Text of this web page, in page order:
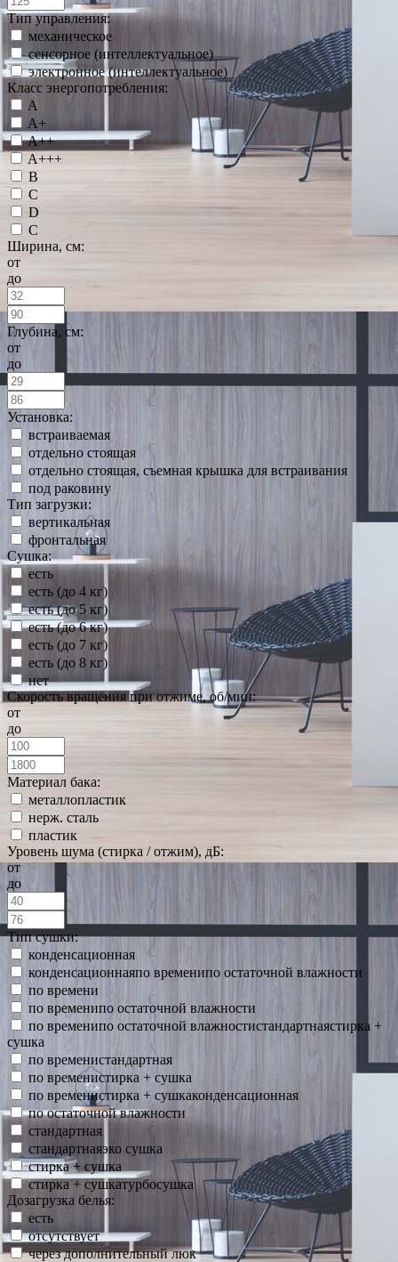
Тип управления:
механическое
сенсорное (интеллектуальное)
электронное (интеллектуальное)
Класс энергопотребления:
A
A+
A++
A+++
B
C
D
С
Ширина, см:
от
до
Глубина, см:
от
до
Установка:
встраиваемая
отдельно стоящая
отдельно стоящая, съемная крышка для встраивания
под раковину
Тип загрузки:
вертикальная
фронтальная
Сушка:
есть
есть (до 4 кг)
есть (до 5 кг)
есть (до 6 кг)
есть (до 7 кг)
есть (до 8 кг)
нет
Скорость вращения при отжиме, об/мин:
от
до
Материал бака:
металлопластик
нерж. сталь
пластик
Уровень шума (стирка / отжим), дБ:
от
до
Тип сушки:
конденсационная
конденсационнаяпо временипо остаточной влажности
по времени
по временипо остаточной влажности
по временипо остаточной влажностистандартнаястирка +
сушка
по временистандартная
по временистирка + сушка
по временистирка + сушкаконденсационная
по остаточной влажности
стандартная
стандартнаяэко сушка
стирка + сушка
стирка + сушкатурбосушка
Дозагрузка белья:
есть
отсутствует
через дополнительный люк